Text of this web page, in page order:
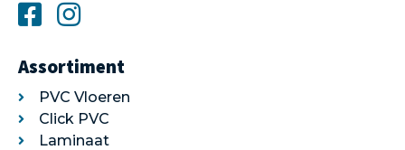
Assortiment
PVC Vloeren
Click PVC
Laminaat